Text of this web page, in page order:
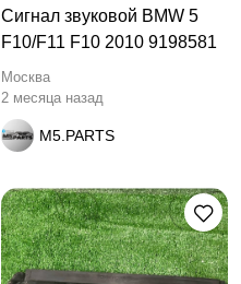
Сигнал звуковой BMW 5
F10/F11 F10 2010 9198581
Москва
2 месяца назад
M5.PARTS